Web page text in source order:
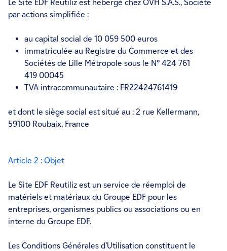
Le Site EDF Reutiliz est hébergé chez OVH S.A.S., Société
par actions simplifiée :
au capital social de 10 059 500 euros
immatriculée au Registre du Commerce et des
Sociétés de Lille Métropole sous le N° 424 761
419 00045
TVA intracommunautaire : FR22424761419
et dont le siège social est situé au : 2 rue Kellermann,
59100 Roubaix, France
Article 2 : Objet
Le Site EDF Reutiliz est un service de réemploi de
matériels et matériaux du Groupe EDF pour les
entreprises, organismes publics ou associations ou en
interne du Groupe EDF.
Les Conditions Générales d’Utilisation constituent le